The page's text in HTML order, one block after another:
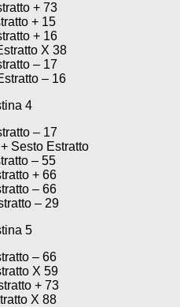
+ 73
+ 15
+ 16
X 38
– 17
– 16
4
– 17
Sesto Estratto
– 55
+ 66
– 66
– 29
5
– 66
X 59
+ 73
X 88